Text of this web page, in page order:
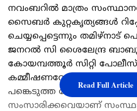
നവംബറില്‍ മാത്രം
സൈബര്‍ കുറ്റകൃത്യങ്ങള്‍
ചെയ്യപ്പെട്ടെന്നും തമിഴ്‍നാട്
ജനറല്‍ സി ശൈലേന്ദ്ര
കോയമ്പത്തൂർ സിറ്റി പോലീസ്
കമ്മീഷണറേറ്റിലെ വിവിധ
പങ്കെടുത്ത ശേഷം
സംസാരിക്കവെയാണ്
Read Full Article